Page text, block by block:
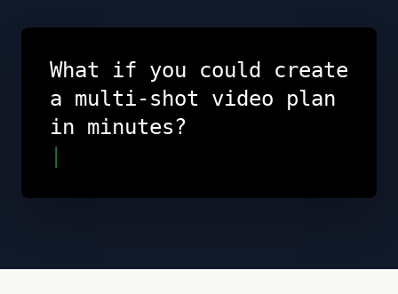
What if you could create
a multi-shot video plan
in minutes?
|